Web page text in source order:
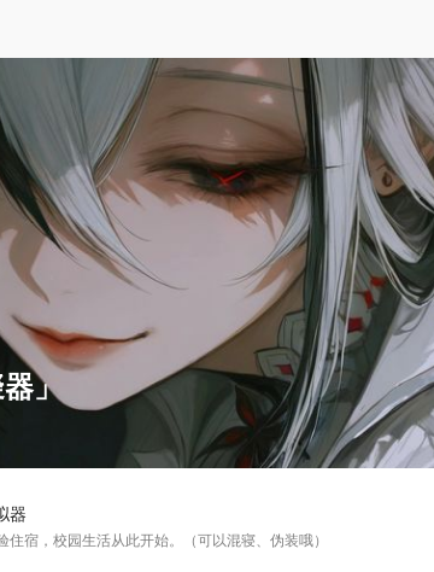
」
器
住宿，校园生活从此开始。（可以混寝、伪装哦）